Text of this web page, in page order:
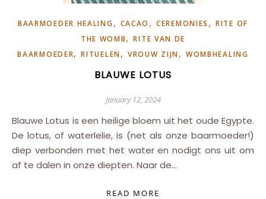
BAARMOEDER HEALING, CACAO ,CEREMONIES ,RITE OF
THE WOMB,RITE VAN DE
BAARMOEDER,RITUELEN, VROUW ZIJN, WOMBHEALING
BLAUWE LOTUS
January 12, 2024
Blauwe Lotus is een heilige bloem uit het oude Egypte.
De lotus, of waterlelie, is (net als onze baarmoeder!)
diep verbonden met het water en nodigt ons uit om
af te dalen in onze diepten. Naar de…
READ MORE